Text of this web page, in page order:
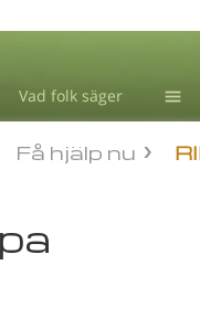
Vad folk säger
Få hjälp nu